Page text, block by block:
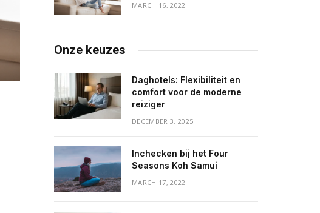
MARCH 16, 2022
Onze keuzes
Daghotels: Flexibiliteit en
comfort voor de moderne
reiziger
DECEMBER 3, 2025
Inchecken bij het Four
Seasons Koh Samui
MARCH 17, 2022